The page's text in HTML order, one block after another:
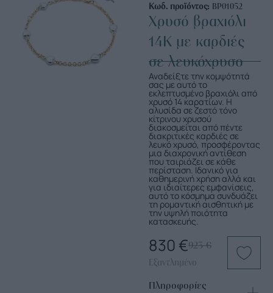
Κωδ. προϊόντος: ΒΡ01052
Χρυσό βραχιόλι
14Κ με καρδιές
σε λευκόχρυσο
Αναδείξτε την κομψότητά
σας με αυτό το
εκλεπτυσμένο βραχιόλι από
χρυσό 14 καρατίων. Η
αλυσίδα σε ζεστό τόνο
κίτρινου χρυσού
διακοσμείται από πέντε
διακριτικές καρδιές σε
λευκό χρυσό, προσφέροντας
μια διαχρονική αντίθεση
που ταιριάζει σε κάθε
περίσταση. Ιδανικό για
καθημερινή χρήση αλλά και
για ιδιαίτερες εμφανίσεις,
αυτό το κόσμημα συνδυάζει
τη ρομαντική αισθητική με
την υψηλή ποιότητα
κατασκευής.
923€
830 €
Εξαντλημένο
Πληροφορίες